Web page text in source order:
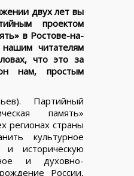
двух лет вы
проектом
в Ростове-на-
читателям
что это за
нам, простым
Партийный
память»
регионах страны
культурное
и историческую
и духовно-
России,